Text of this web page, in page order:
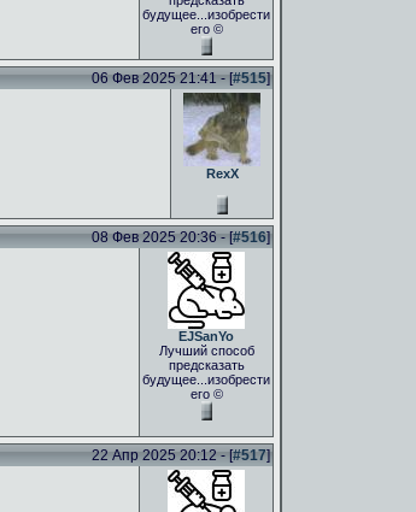
будущее...изобрести
его ©
06 Фев 2025 21:41 - [#515]
RexX
08 Фев 2025 20:36 - [#516]
EJSanYo
Лучший способ
предсказать
будущее...изобрести
его ©
22 Апр 2025 20:12 - [#517]